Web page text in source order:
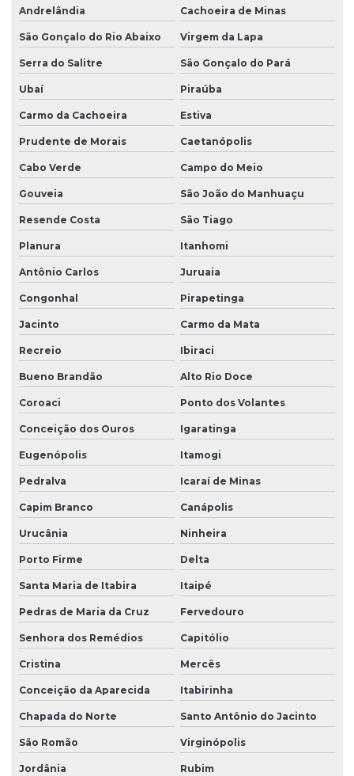
Andrelândia Cachoeira de Minas
São Gonçalo do Rio Abaixo Virgem da Lapa
Serra do Salitre São Gonçalo do Pará
Ubaí Piraúba
Carmo da Cachoeira Estiva
Prudente de Morais Caetanópolis
Cabo Verde Campo do Meio
Gouveia São João do Manhuaçu
Resende Costa São Tiago
Planura Itanhomi
Antônio Carlos Juruaia
Congonhal Pirapetinga
Jacinto Carmo da Mata
Recreio Ibiraci
Bueno Brandão Alto Rio Doce
Coroaci Ponto dos Volantes
Conceição dos Ouros Igaratinga
Eugenópolis Itamogi
Pedralva Icaraí de Minas
Capim Branco Canápolis
Urucânia Ninheira
Porto Firme Delta
Santa Maria de Itabira Itaipé
Pedras de Maria da Cruz Fervedouro
Senhora dos Remédios Capitólio
Cristina Mercês
Conceição da Aparecida Itabirinha
Chapada do Norte Santo Antônio do Jacinto
São Romão Virginópolis
Jordânia Rubim